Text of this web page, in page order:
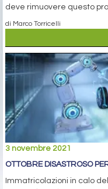
deve rimuovere questo
di Marco Torricelli
3 novembre 2021
OTTOBRE DISASTROSO
Immatricolazioni in calo